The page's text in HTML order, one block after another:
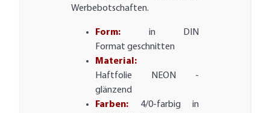
Werbebotschaften.
Form: in DIN
Format geschnitten
Material:
Haftfolie NEON -
glänzend
Farben: 4/0-farbig in